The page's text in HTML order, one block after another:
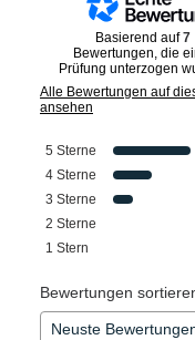
Basierend auf7
Bewertungen, die
Prüfung unterzogen
Alle Bewertungen auf
ansehen
5 Sterne
4 Sterne
3 Sterne
2 Sterne
1 Stern
Bewertungen